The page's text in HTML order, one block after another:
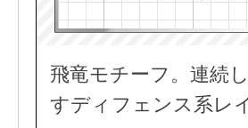
飛竜モチーフ。連続
すディフェンス系レ